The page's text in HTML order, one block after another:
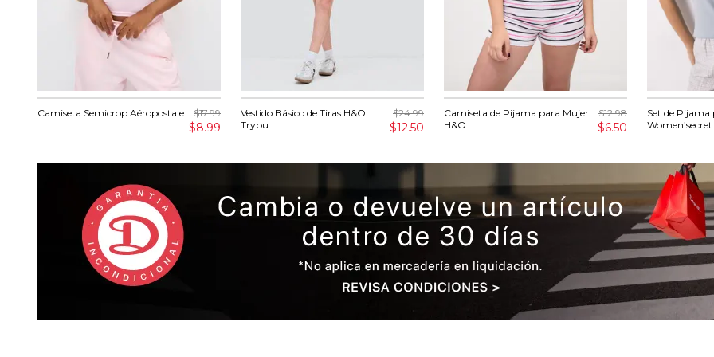
Camiseta Semicrop Aéropostale $17.99
$8.99
Vestido Básico de Tiras H&O
Trybu
$24.99
$12.50
Camiseta de Pijama para Mujer
H&O
$12.98
$6.50
Set de
Women’secret